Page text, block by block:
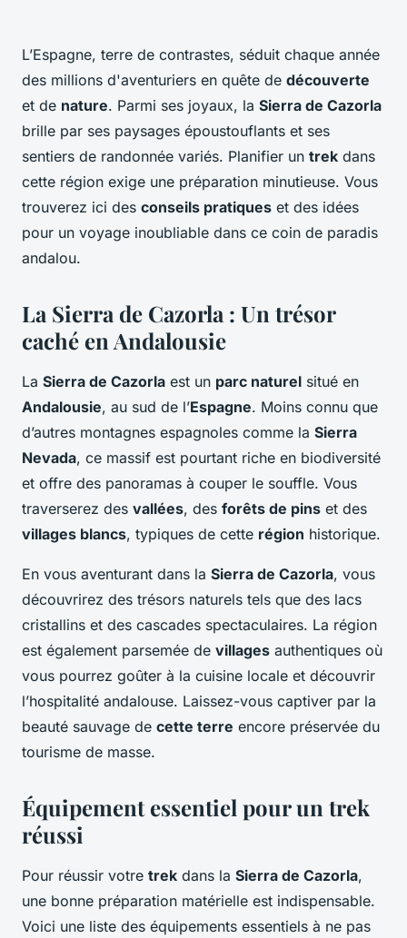
L’Espagne, terre de contrastes, séduit chaque année
des millions d'aventuriers en quête de découverte
et de nature. Parmi ses joyaux, la Sierra de Cazorla
brille par ses paysages époustouflants et ses
sentiers de randonnée variés. Planifier un trek dans
cette région exige une préparation minutieuse. Vous
trouverez ici des conseils pratiques et des idées
pour un voyage inoubliable dans ce coin de paradis
andalou.
La Sierra de Cazorla : Un trésor
caché en Andalousie
La Sierra de Cazorla est un parc naturel situé en
Andalousie, au sud de l’Espagne. Moins connu que
d’autres montagnes espagnoles comme la Sierra
Nevada, ce massif est pourtant riche en biodiversité
et offre des panoramas à couper le souffle. Vous
traverserez des vallées, des forêts de pins et des
villages blancs, typiques de cette région historique.
En vous aventurant dans la Sierra de Cazorla, vous
découvrirez des trésors naturels tels que des lacs
cristallins et des cascades spectaculaires. La région
est également parsemée de villages authentiques où
vous pourrez goûter à la cuisine locale et découvrir
l’hospitalité andalouse. Laissez-vous captiver par la
beauté sauvage de cette terre encore préservée du
tourisme de masse.
Équipement essentiel pour un trek
réussi
Pour réussir votre trek dans la Sierra de Cazorla,
une bonne préparation matérielle est indispensable.
Voici une liste des équipements essentiels à ne pas